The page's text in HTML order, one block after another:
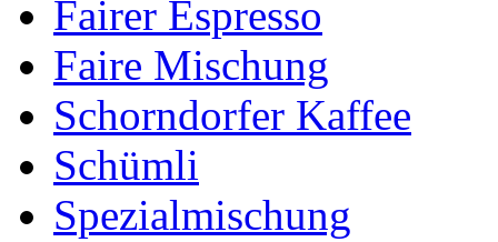
Fairer Espresso
Faire Mischung
Schorndorfer Kaffee
Schümli
Spezialmischung